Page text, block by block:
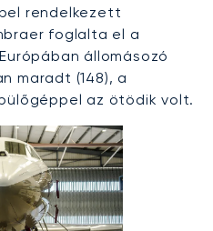
rendelkezett
foglalta el a
állomásozó
maradt (148), a
az ötödik volt.